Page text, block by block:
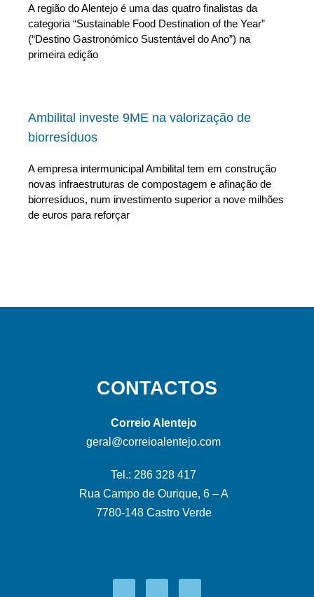
A região do Alentejo é uma das quatro finalistas da
categoria “Sustainable Food Destination of the Year”
(“Destino Gastronómico Sustentável do Ano”) na
primeira edição
Ambilital investe 9ME na valorização de
biorresíduos
A empresa intermunicipal Ambilital tem em construção
novas infraestruturas de compostagem e afinação de
biorresíduos, num investimento superior a nove milhões
de euros para reforçar
CONTACTOS
Correio Alentejo
geral@correioalentejo.com
Tel.: 286 328 417
Rua Campo de Ourique, 6 – A
7780-148 Castro Verde